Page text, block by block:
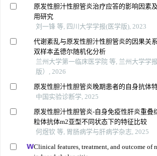
原发性胆汁性胆管炎治疗应答的影响因素
用研究
刘一锋 等, 四川大学学报(医学版), 2023
代谢紊乱与原发性胆汁性胆管炎的因果关
双样本孟德尔随机化分析
兰州大学第一临床医学院 等, 兰州大学学
版）, 2026
原发性胆汁性胆管炎晚期患者的自身抗体
中国实验诊断学, 2025
原发性胆汁性胆管炎-自身免疫性肝炎重叠
粒体抗体m2亚型不同状态下的特征比较
何煜钦 等, 胃肠病学与肝病学杂志, 2025
Clinical features, treatment, and outcome of